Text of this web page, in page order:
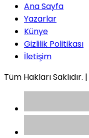
Ana Sayfa
Yazarlar
Künye
Gizlilik Politikası
İletişim
Tüm Hakları Saklıdır. |